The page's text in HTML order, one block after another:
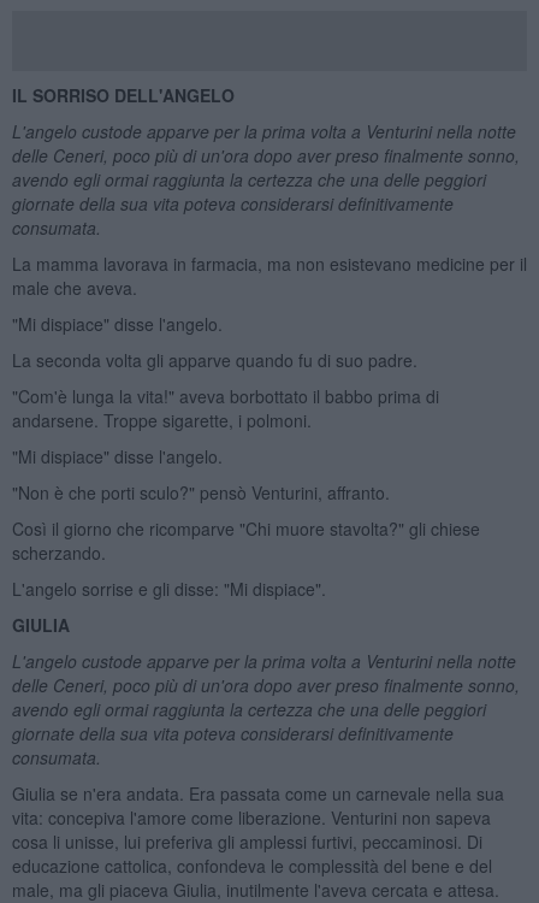
IL SORRISO DELL'ANGELO
L'angelo custode apparve per la prima volta a Venturini nella notte
delle Ceneri, poco più di un'ora dopo aver preso finalmente sonno,
avendo egli ormai raggiunta la certezza che una delle peggiori
giornate della sua vita poteva considerarsi definitivamente
consumata.
La mamma lavorava in farmacia, ma non esistevano medicine per il
male che aveva.
"Mi dispiace" disse l'angelo.
La seconda volta gli apparve quando fu di suo padre.
"Com'è lunga la vita!" aveva borbottato il babbo prima di
andarsene. Troppe sigarette, i polmoni.
"Mi dispiace" disse l'angelo.
"Non è che porti sculo?" pensò Venturini, affranto.
Così il giorno che ricomparve "Chi muore stavolta?" gli chiese
scherzando.
L'angelo sorrise e gli disse: "Mi dispiace".
GIULIA
L'angelo custode apparve per la prima volta a Venturini nella notte
delle Ceneri, poco più di un'ora dopo aver preso finalmente sonno,
avendo egli ormai raggiunta la certezza che una delle peggiori
giornate della sua vita poteva considerarsi definitivamente
consumata.
Giulia se n'era andata. Era passata come un carnevale nella sua
vita: concepiva l'amore come liberazione. Venturini non sapeva
cosa li unisse, lui preferiva gli amplessi furtivi, peccaminosi. Di
educazione cattolica, confondeva le complessità del bene e del
male, ma gli piaceva Giulia, inutilmente l'aveva cercata e attesa.